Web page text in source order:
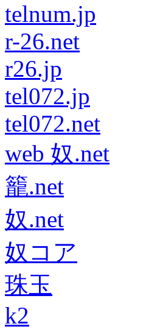
telnum.jp
r-26.net
r26.jp
tel072.jp
tel072.net
web 奴.net
籠.net
奴.net
奴コア
珠玉
k2